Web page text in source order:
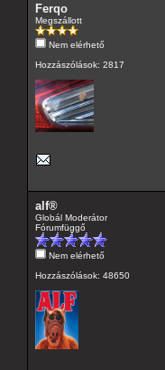
Ferqo
Megszállott
Nem elérhető
Hozzászólások: 2817
alf®
Globál Moderátor
Fórumfüggő
Nem elérhető
Hozzászólások: 48650